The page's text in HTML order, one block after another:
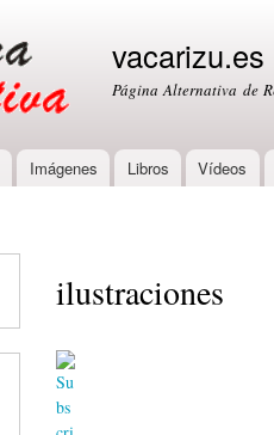
vacarizu.es
Página Alternativa de
Imágenes Libros Vídeos
ilustraciones